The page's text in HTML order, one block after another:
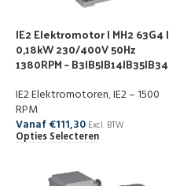
IE2 Elektromotor | MH2 63G4 |
0,18kW 230/400V 50Hz
1380RPM – B3|B5|B14|B35|B34
IE2 Elektromotoren,IE2 – 1500
RPM
Vanaf€111,30 Excl. BTW
Opties Selecteren